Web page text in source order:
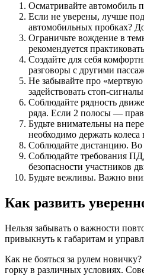
Осматривайте автомобиль
Если не уверены, лучше
автомобильных пробках?
Ограничьте вождение в
рекомендуется
Создайте для себя
разговоры с другими
Не забывайте про
задействовать стоп-
Соблюдайте рядность
ряда. Если 2 полосы —
Будьте внимательны на
необходимо держать
Соблюдайте дистанцию. Во
Соблюдайте требования
безопасности участников
Будьте вежливы. Важно
Как развить
Нельзя забывать о важности
привыкнуть к габаритам и
Как не бояться за рулем
горку в различных условиях.